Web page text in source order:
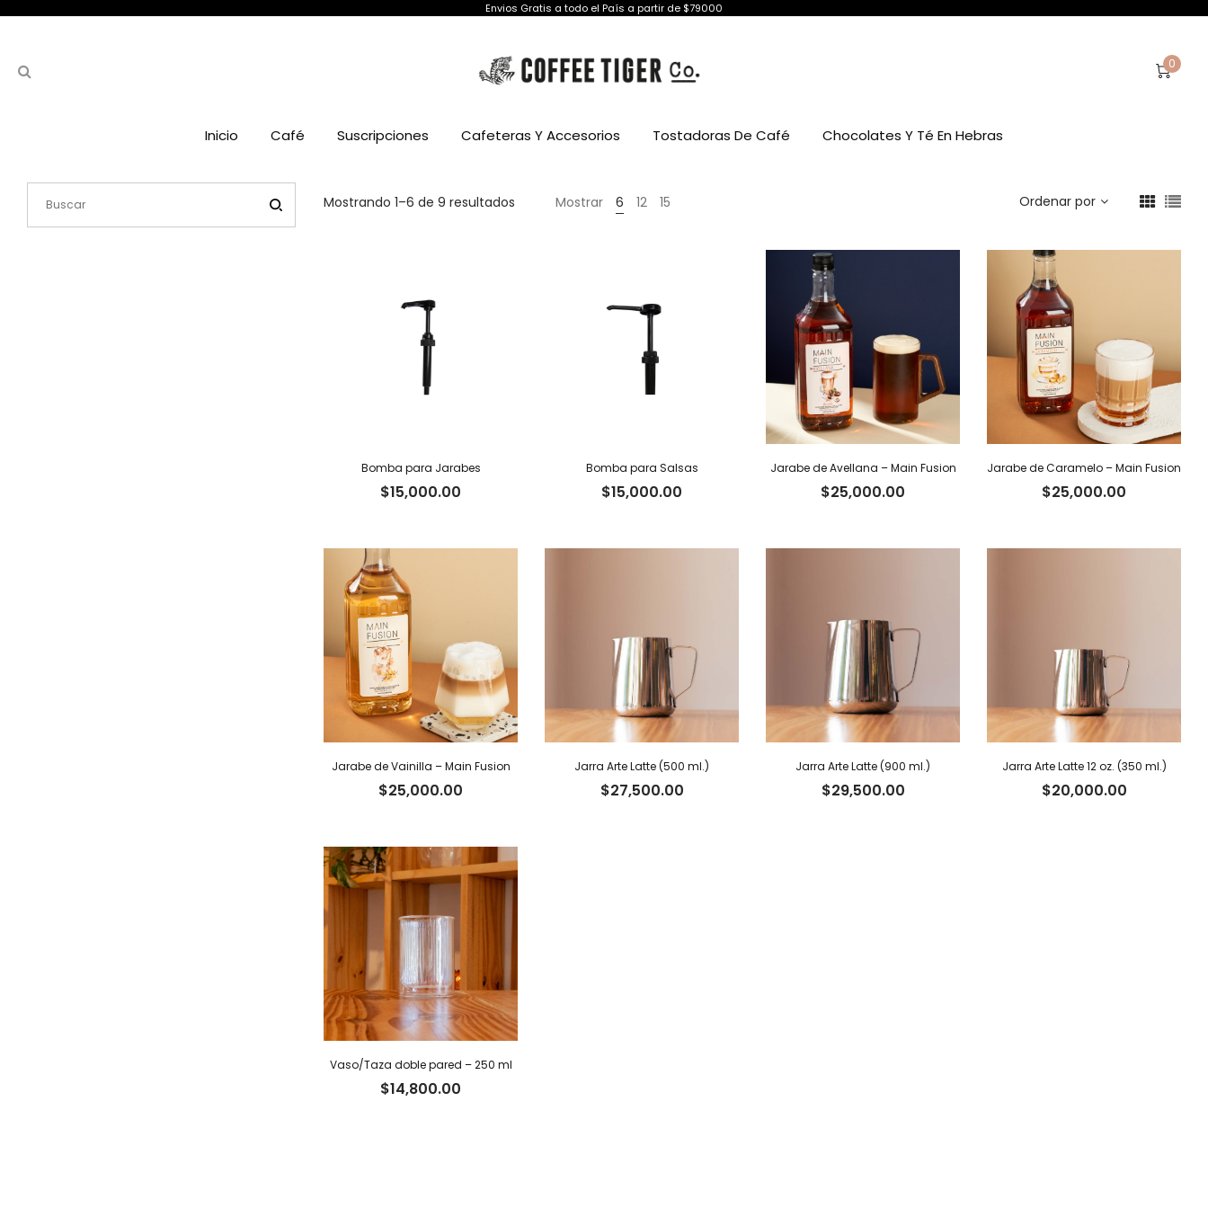
Envios Gratis a todo el País a partir de $79000
0
Inicio Café Suscripciones Cafeteras Y Accesorios Tostadoras De Café Chocolates Y Té En Hebras
Mostrando 1–6 de 9 resultados Mostrar 6 12 15 Ordenar por
Bomba para Jarabes
$15,000.00
Bomba para Salsas
$15,000.00
Jarabe de Avellana – Main Fusion
$25,000.00
Jarabe de Caramelo – Main Fusion
$25,000.00
Jarabe de Vainilla – Main Fusion
$25,000.00
Jarra Arte Latte (500 ml.)
$27,500.00
Jarra Arte Latte (900 ml.)
$29,500.00
Jarra Arte Latte 12 oz. (350 ml.)
$20,000.00
Vaso/Taza doble pared – 250 ml
$14,800.00